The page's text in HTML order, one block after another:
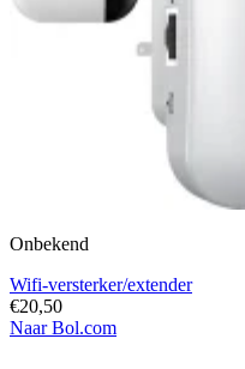
Onbekend
Wifi-versterker/extender
€20,50
Naar Bol.com